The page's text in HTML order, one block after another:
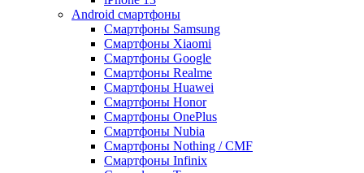
Android cмартфоны
Смартфоны Samsung
Смартфоны Xiaomi
Смартфоны Google
Смартфоны Realme
Смартфоны Huawei
Смартфоны Honor
Смартфоны OnePlus
Смартфоны Nubia
Смартфоны Nothing / CMF
Смартфоны Infinix